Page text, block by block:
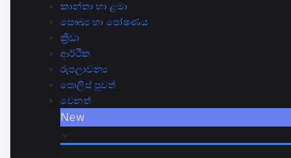
කාන්තා හා ළමා
සෞඛ්‍ය හා පෝෂණය
ක්‍රීඩා
ආර්ථික
රුපලාවන්‍ය
පොලිස් පුවත්
වෙනත්
New